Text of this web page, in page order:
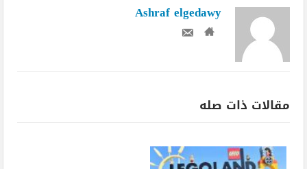
Ashraf elgedawy
مقالات ذات صله